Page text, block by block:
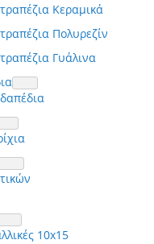
Κεραμικά
Πολυρεζίν
Γυάλινα
10x15